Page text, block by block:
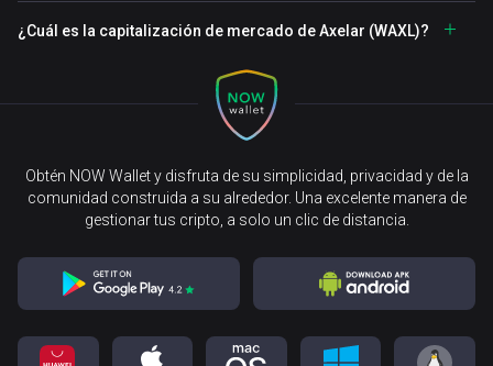
¿Cuál es la capitalización de mercado de Axelar (WAXL)?
Obtén NOW Wallet y disfruta de su simplicidad, privacidad y de la
comunidad construida a su alrededor. Una excelente manera de
gestionar tus cripto, a solo un clic de distancia.